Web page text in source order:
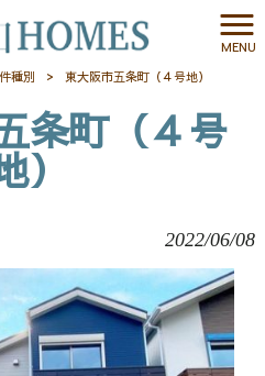
MENU
種別 > 東大阪市五条町（４号地）
条町（４号
）
2022/06/08